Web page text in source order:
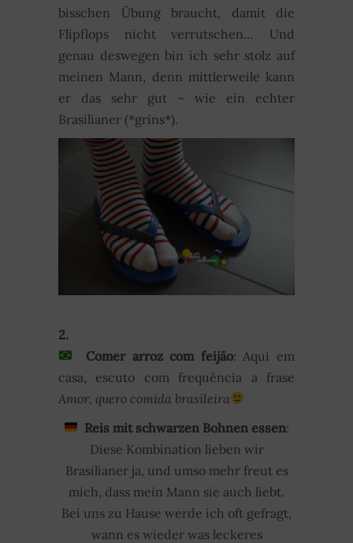
bisschen Übung braucht, damit die
Flipflops nicht verrutschen… Und
genau deswegen bin ich sehr stolz auf
meinen Mann, denn mittlerweile kann
er das sehr gut – wie ein echter
Brasilianer (*grins*).
2.
Comer arroz com feijão: Aqui em
casa, escuto com frequência a frase
Amor, quero comida brasileira
Reis mit schwarzen Bohnen essen:
Diese Kombination lieben wir
Brasilianer ja, und umso mehr freut es
mich, dass mein Mann sie auch liebt.
Bei uns zu Hause werde ich oft gefragt,
wann es wieder was leckeres